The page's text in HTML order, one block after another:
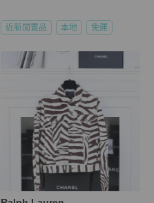
近新閒置品 本地 免運